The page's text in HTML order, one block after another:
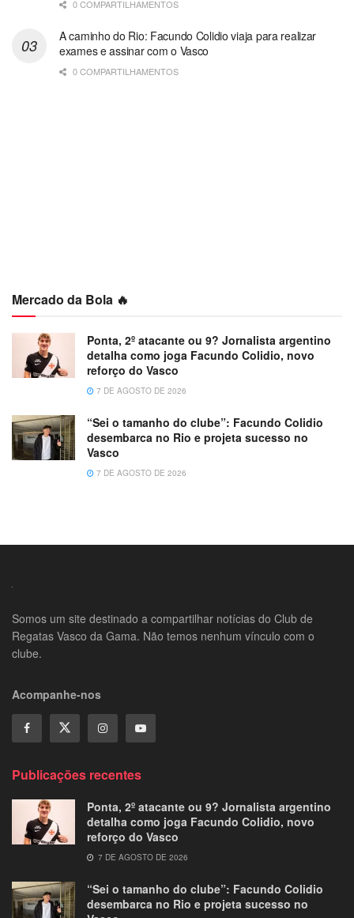
0 COMPARTILHAMENTOS
A caminho do Rio: Facundo Colidio viaja para realizar
exames e assinar com o Vasco
0 COMPARTILHAMENTOS
Mercado da Bola 🔥
Ponta, 2º atacante ou 9? Jornalista argentino
detalha como joga Facundo Colidio, novo
reforço do Vasco
7 DE AGOSTO DE 2026
“Sei o tamanho do clube”: Facundo Colidio
desembarca no Rio e projeta sucesso no
Vasco
7 DE AGOSTO DE 2026
Somos um site destinado a compartilhar notícias do Club de
Regatas Vasco da Gama. Não temos nenhum vínculo com o
clube.
Acompanhe-nos
Publicações recentes
Ponta, 2º atacante ou 9? Jornalista argentino
detalha como joga Facundo Colidio, novo
reforço do Vasco
7 DE AGOSTO DE 2026
“Sei o tamanho do clube”: Facundo Colidio
desembarca no Rio e projeta sucesso no